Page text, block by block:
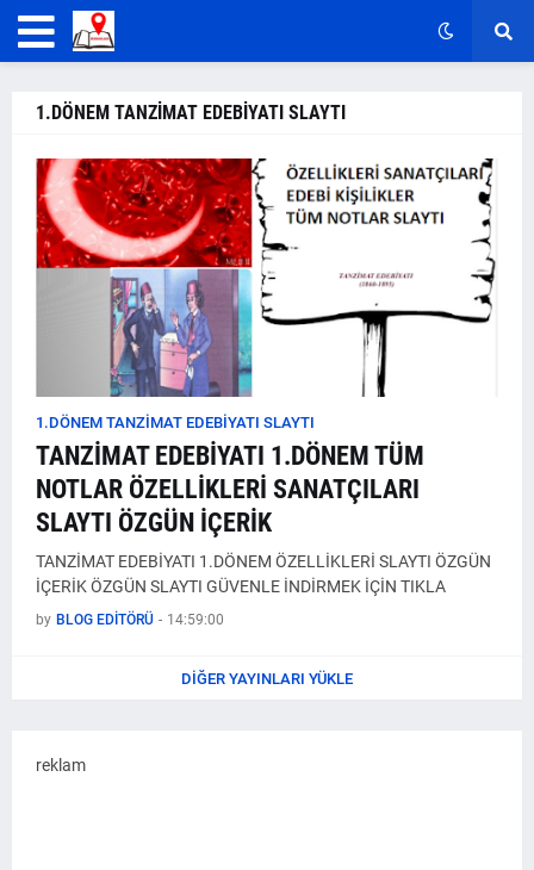
1.DÖNEM TANZİMAT EDEBİYATI SLAYTI
1.DÖNEM TANZİMAT EDEBİYATI SLAYTI
TANZİMAT EDEBİYATI 1.DÖNEM TÜM
NOTLAR ÖZELLİKLERİ SANATÇILARI
SLAYTI ÖZGÜN İÇERİK
TANZİMAT EDEBİYATI 1.DÖNEM ÖZELLİKLERİ SLAYTI ÖZGÜN
İÇERİK ÖZGÜN SLAYTI GÜVENLE İNDİRMEK İÇİN TIKLA
by BLOG EDİTÖRÜ - 14:59:00
DIĞER YAYINLARI YÜKLE
reklam